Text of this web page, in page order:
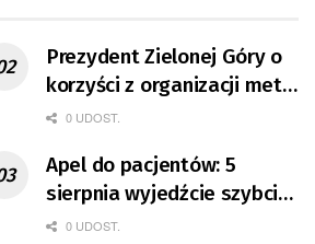
Prezydent Zielonej Góry o
korzyści z organizacji mety
Tour de Pologne
0 UDOST.
Apel do pacjentów: 5
sierpnia wyjedźcie szybciej
z domów
0 UDOST.